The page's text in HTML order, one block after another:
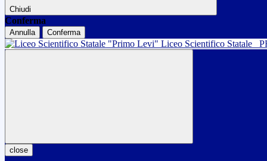
Chiudi
Conferma
Annulla Conferma
Liceo Scientifico Statale
close